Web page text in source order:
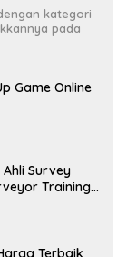
kategori
pada
Game Online
Survey
Training
Terbaik